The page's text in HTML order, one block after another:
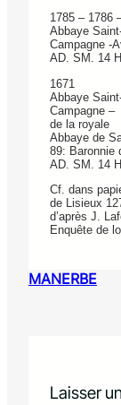
1785 – 1786
Abbaye
Campagne -
AD. SM. 14
1671
Abbaye
Campagne –
de la royale
Abbaye de
89: Baronnie
AD. SM. 14
Cf. dans
de Lisieux
d’après J.
Enquête de
MANERBE
Laisser